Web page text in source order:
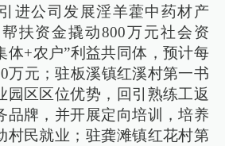
进公司发展淫羊藿中药材产
扶资金撬动800万元社会资
体+农户”利益共同体，预计每
万元；驻板溪镇红溪村第一书
园区区位优势，回引熟练工返
品牌，并开展定向培训，培养
村民就业；驻龚滩镇红花村第